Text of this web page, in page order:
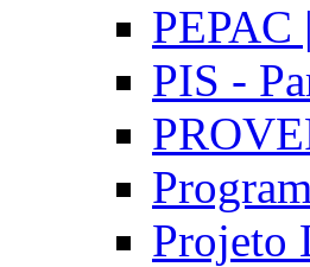
PIS -
Projeto